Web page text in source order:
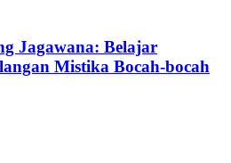
Jagawana: Belajar
Mistika Bocah-bocah